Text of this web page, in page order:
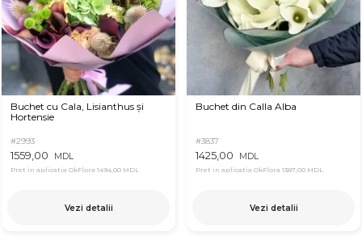
Buchet cu Cala, Lisianthus și
Hortensie
#2993
1559,00 MDL
Pret in aplicatia OkFlora 1494,00 MDL
Vezi detalii
Buchet din Calla Alba
#3837
1425,00 MDL
Pret in aplicatia OkFlora 1387,00 MDL
Vezi detalii